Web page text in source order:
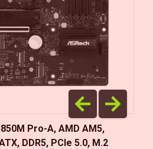
Pro-A, AMD AM5,
DDR5, PCIe 5.0, M.2